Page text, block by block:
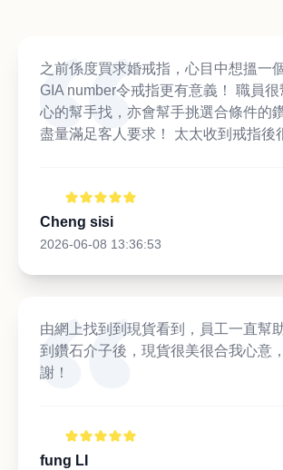
之前係度買求婚戒指，心目中想搵一
GIA number令戒指更有意義！ 職員
心的幫手找，亦會幫手挑選合條件的
盡量滿足客人要求！ 太太收到戒指後
Cheng sisi
2026-06-08 13:36:53
由網上找到到現貨看到，員工一直幫
到鑽石介子後，現貨很美很合我心意
謝！
fung LI